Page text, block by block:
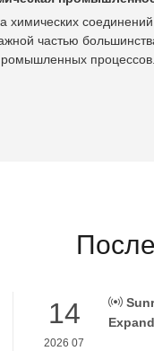
химических
частью
процессов.
14
2026 07